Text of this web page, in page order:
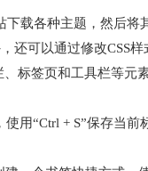
载各种主题，然后将
还可以通过修改CSS样
标签页和工具栏等元
用“Ctrl + S”保存当前